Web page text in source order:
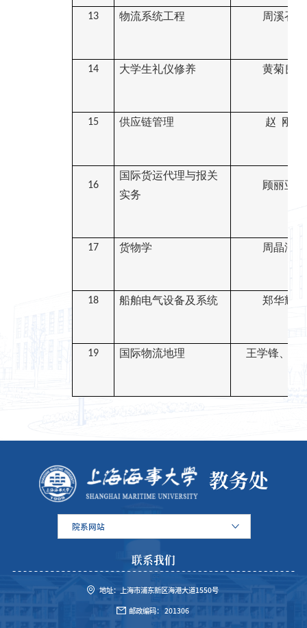
13 物流系统工程 周溪召
14 大学生礼仪修养 黄菊良
15 供应链管理 赵 刚
16
国际货运代理与报关
实务
顾丽亚
17 货物学 周晶洁
18 船舶电气设备及系统 郑华耀
19 国际物流地理 王学锋、陆
教务处
院系网站
联系我们
地址：上海市浦东新区海港大道1550号
邮政编码： 201306